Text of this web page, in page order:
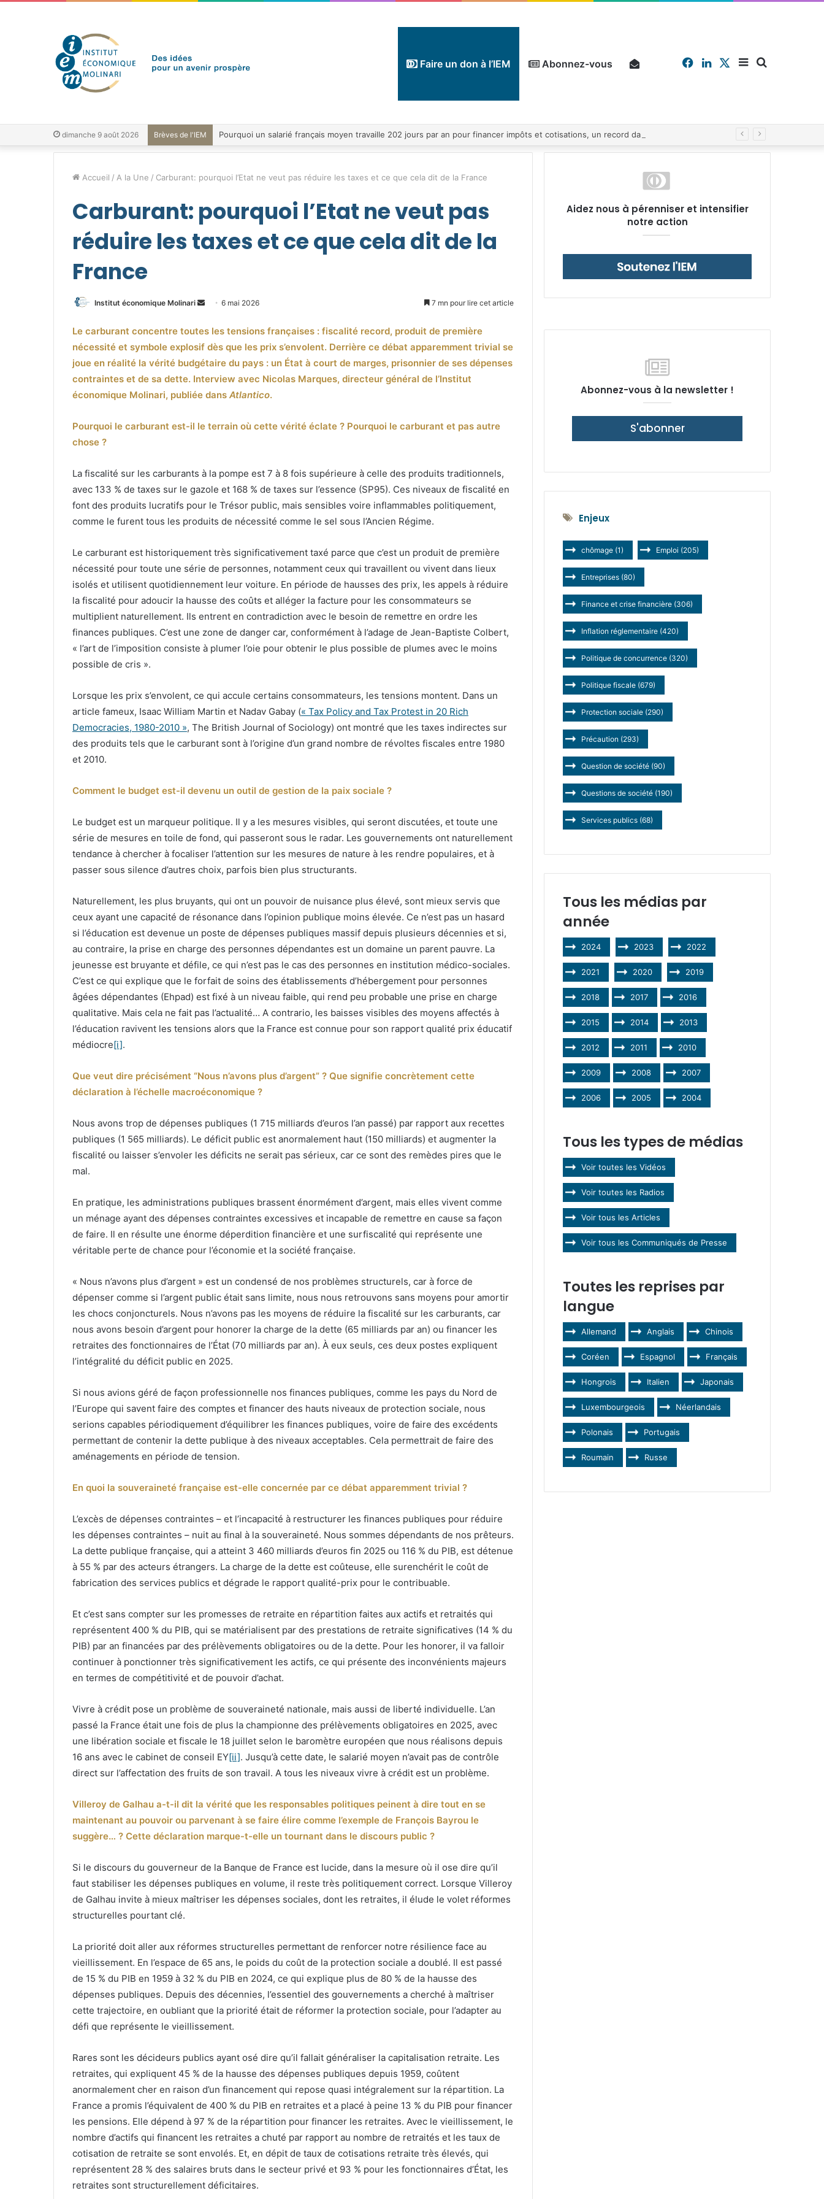
Faire un don à l’IEM Abonnez-vous Sidebar
X
Linkedin
Facebook
dimanche 9 août 2026 Brèves de l'IEM
Accueil / A la Une / Carburant: pourquoi l’Etat ne veut pas réduire les taxes et ce que cela dit de la France
Carburant: pourquoi l’Etat ne veut pas
réduire les taxes et ce que cela dit de la
France
Institut économique Molinari
Envoyer
courriel
6 mai 2026 7 mn pour lire cet article
Le carburant concentre toutes les tensions françaises : fiscalité record, produit de première
nécessité et symbole explosif dès que les prix s’envolent. Derrière ce débat apparemment trivial se
joue en réalité la vérité budgétaire du pays : un État à court de marges, prisonnier de ses dépenses
contraintes et de sa dette. Interview avec Nicolas Marques, directeur général de l’Institut
économique Molinari, publiée dans Atlantico.
Pourquoi le carburant est-il le terrain où cette vérité éclate ? Pourquoi le carburant et pas autre
chose ?
La fiscalité sur les carburants à la pompe est 7 à 8 fois supérieure à celle des produits traditionnels,
avec 133 % de taxes sur le gazole et 168 % de taxes sur l’essence (SP95). Ces niveaux de fiscalité en
font des produits lucratifs pour le Trésor public, mais sensibles voire inflammables politiquement,
comme le furent tous les produits de nécessité comme le sel sous l’Ancien Régime.
Le carburant est historiquement très significativement taxé parce que c’est un produit de première
nécessité pour toute une série de personnes, notamment ceux qui travaillent ou vivent dans lieux
isolés et utilisent quotidiennement leur voiture. En période de hausses des prix, les appels à réduire
la fiscalité pour adoucir la hausse des coûts et alléger la facture pour les consommateurs se
multiplient naturellement. Ils entrent en contradiction avec le besoin de remettre en ordre les
finances publiques. C’est une zone de danger car, conformément à l’adage de Jean-Baptiste Colbert,
« l’art de l’imposition consiste à plumer l’oie pour obtenir le plus possible de plumes avec le moins
possible de cris ».
Lorsque les prix s’envolent, ce qui accule certains consommateurs, les tensions montent. Dans un
article fameux, Isaac William Martin et Nadav Gabay (« Tax Policy and Tax Protest in 20 Rich
Democracies, 1980-2010 », The British Journal of Sociology) ont montré que les taxes indirectes sur
des produits tels que le carburant sont à l’origine d’un grand nombre de révoltes fiscales entre 1980
et 2010.
Comment le budget est-il devenu un outil de gestion de la paix sociale ?
Le budget est un marqueur politique. Il y a les mesures visibles, qui seront discutées, et toute une
série de mesures en toile de fond, qui passeront sous le radar. Les gouvernements ont naturellement
tendance à chercher à focaliser l’attention sur les mesures de nature à les rendre populaires, et à
passer sous silence d’autres choix, parfois bien plus structurants.
Naturellement, les plus bruyants, qui ont un pouvoir de nuisance plus élevé, sont mieux servis que
ceux ayant une capacité de résonance dans l’opinion publique moins élevée. Ce n’est pas un hasard
si l’éducation est devenue un poste de dépenses publiques massif depuis plusieurs décennies et si,
au contraire, la prise en charge des personnes dépendantes est un domaine un parent pauvre. La
jeunesse est bruyante et défile, ce qui n’est pas le cas des personnes en institution médico-sociales.
C’est ce qui explique que le forfait de soins des établissements d’hébergement pour personnes
âgées dépendantes (Ehpad) est fixé à un niveau faible, qui rend peu probable une prise en charge
qualitative. Mais cela ne fait pas l’actualité… A contrario, les baisses visibles des moyens affectés à
l’éducation ravivent les tensions alors que la France est connue pour son rapport qualité prix éducatif
médiocre[i].
Que veut dire précisément “Nous n’avons plus d’argent” ? Que signifie concrètement cette
déclaration à l’échelle macroéconomique ?
Nous avons trop de dépenses publiques (1 715 milliards d’euros l’an passé) par rapport aux recettes
publiques (1 565 milliards). Le déficit public est anormalement haut (150 milliards) et augmenter la
fiscalité ou laisser s’envoler les déficits ne serait pas sérieux, car ce sont des remèdes pires que le
mal.
En pratique, les administrations publiques brassent énormément d’argent, mais elles vivent comme
un ménage ayant des dépenses contraintes excessives et incapable de remettre en cause sa façon
de faire. Il en résulte une énorme déperdition financière et une surfiscalité qui représente une
véritable perte de chance pour l’économie et la société française.
« Nous n’avons plus d’argent » est un condensé de nos problèmes structurels, car à force de
dépenser comme si l’argent public était sans limite, nous nous retrouvons sans moyens pour amortir
les chocs conjoncturels. Nous n’avons pas les moyens de réduire la fiscalité sur les carburants, car
nous avons besoin d’argent pour honorer la charge de la dette (65 milliards par an) ou financer les
retraites des fonctionnaires de l’État (70 milliards par an). À eux seuls, ces deux postes expliquent
l’intégralité du déficit public en 2025.
Si nous avions géré de façon professionnelle nos finances publiques, comme les pays du Nord de
l’Europe qui savent faire des comptes et financer des hauts niveaux de protection sociale, nous
serions capables périodiquement d’équilibrer les finances publiques, voire de faire des excédents
permettant de contenir la dette publique à des niveaux acceptables. Cela permettrait de faire des
aménagements en période de tension.
En quoi la souveraineté française est-elle concernée par ce débat apparemment trivial ?
L’excès de dépenses contraintes – et l’incapacité à restructurer les finances publiques pour réduire
les dépenses contraintes – nuit au final à la souveraineté. Nous sommes dépendants de nos prêteurs.
La dette publique française, qui a atteint 3 460 milliards d’euros fin 2025 ou 116 % du PIB, est détenue
à 55 % par des acteurs étrangers. La charge de la dette est coûteuse, elle surenchérit le coût de
fabrication des services publics et dégrade le rapport qualité-prix pour le contribuable.
Et c’est sans compter sur les promesses de retraite en répartition faites aux actifs et retraités qui
représentent 400 % du PIB, qui se matérialisent par des prestations de retraite significatives (14 % du
PIB) par an financées par des prélèvements obligatoires ou de la dette. Pour les honorer, il va falloir
continuer à ponctionner très significativement les actifs, ce qui présente des inconvénients majeurs
en termes de compétitivité et de pouvoir d’achat.
Vivre à crédit pose un problème de souveraineté nationale, mais aussi de liberté individuelle. L’an
passé la France était une fois de plus la championne des prélèvements obligatoires en 2025, avec
une libération sociale et fiscale le 18 juillet selon le baromètre européen que nous réalisons depuis
16 ans avec le cabinet de conseil EY[ii]. Jusqu’à cette date, le salarié moyen n’avait pas de contrôle
direct sur l’affectation des fruits de son travail. A tous les niveaux vivre à crédit est un problème.
Villeroy de Galhau a-t-il dit la vérité que les responsables politiques peinent à dire tout en se
maintenant au pouvoir ou parvenant à se faire élire comme l’exemple de François Bayrou le
suggère… ? Cette déclaration marque-t-elle un tournant dans le discours public ?
Si le discours du gouverneur de la Banque de France est lucide, dans la mesure où il ose dire qu’il
faut stabiliser les dépenses publiques en volume, il reste très politiquement correct. Lorsque Villeroy
de Galhau invite à mieux maîtriser les dépenses sociales, dont les retraites, il élude le volet réformes
structurelles pourtant clé.
La priorité doit aller aux réformes structurelles permettant de renforcer notre résilience face au
vieillissement. En l’espace de 65 ans, le poids du coût de la protection sociale a doublé. Il est passé
de 15 % du PIB en 1959 à 32 % du PIB en 2024, ce qui explique plus de 80 % de la hausse des
dépenses publiques. Depuis des décennies, l’essentiel des gouvernements a cherché à maîtriser
cette trajectoire, en oubliant que la priorité était de réformer la protection sociale, pour l’adapter au
défi que représente le vieillissement.
Rares sont les décideurs publics ayant osé dire qu’il fallait généraliser la capitalisation retraite. Les
retraites, qui expliquent 45 % de la hausse des dépenses publiques depuis 1959, coûtent
anormalement cher en raison d’un financement qui repose quasi intégralement sur la répartition. La
France a promis l’équivalent de 400 % du PIB en retraites et a placé à peine 13 % du PIB pour financer
les pensions. Elle dépend à 97 % de la répartition pour financer les retraites. Avec le vieillissement, le
nombre d’actifs qui financent les retraites a chuté par rapport au nombre de retraités et les taux de
cotisation de retraite se sont envolés. Et, en dépit de taux de cotisations retraite très élevés, qui
représentent 28 % des salaires bruts dans le secteur privé et 93 % pour les fonctionnaires d’État, les
retraites sont structurellement déficitaires.
Aidez nous à pérenniser et intensifier
notre action
Abonnez-vous à la newsletter !
S'abonner
Enjeux
chômage (1) Emploi (205)
Entreprises (80)
Finance et crise financière (306)
Inflation réglementaire (420)
Politique de concurrence (320)
Politique fiscale (679)
Protection sociale (290)
Précaution (293)
Question de société (90)
Questions de société (190)
Services publics (68)
Tous les médias par
année
2024 2023 2022
2021 2020 2019
2018 2017 2016
2015 2014 2013
2012 2011 2010
2009 2008 2007
2006 2005 2004
Tous les types de médias
Voir toutes les Vidéos
Voir toutes les Radios
Voir tous les Articles
Voir tous les Communiqués de Presse
Toutes les reprises par
langue
Allemand Anglais Chinois
Coréen Espagnol Français
Hongrois Italien Japonais
Luxembourgeois Néerlandais
Polonais Portugais
Roumain Russe